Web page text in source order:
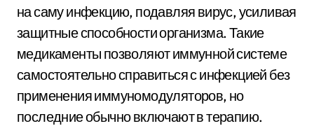
на саму инфекцию, подавляя вирус, усиливая
защитные способности организма. Такие
медикаменты позволяют иммунной системе
самостоятельно справиться с инфекцией без
применения иммуномодуляторов, но
последние обычно включают в терапию.